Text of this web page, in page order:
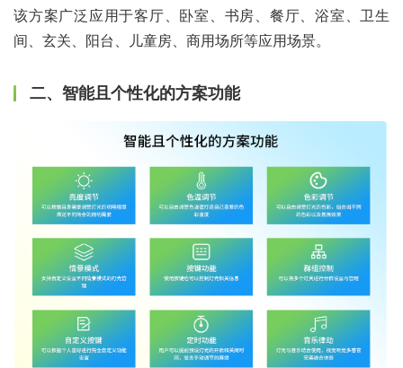
该方案广泛应用于客厅、卧室、书房、餐厅、浴室、卫生
间、玄关、阳台、儿童房、商用场所等应用场景。
二、智能且个性化的方案功能